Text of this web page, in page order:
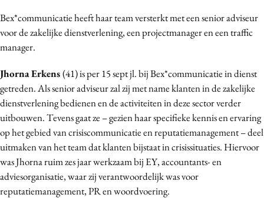
Partners
Topics
Bureaus
Campagnes
Carriere
Contentmarketing
Craft
Customer Experience
Data & Insights
Bex*communicatie heeft haar team versterkt met een senior adviseur
voor de zakelijke dienstverlening, een projectmanager en een traffic
manager.
Jhorna Erkens(41) is per 15 sept jl. bij Bex*communicatie in dienst
getreden. Als senior adviseur zal zij met name klanten in de zakelijke
dienstverlening bedienen en de activiteiten in deze sector verder
uitbouwen. Tevens gaat ze – gezien haar specifieke kennis en ervaring
op het gebied van crisiscommunicatie en reputatiemanagement – deel
uitmaken van het team dat klanten bijstaat in crisissituaties. Hiervoor
was Jhorna ruim zes jaar werkzaam bij EY, accountants- en
adviesorganisatie, waar zij verantwoordelijk was voor
reputatiemanagement, PR en woordvoering.